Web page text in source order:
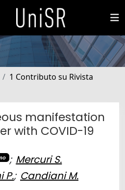
1 Contributo su Rivista
manifestation
with COVID-19
; Mercuri S.
P.; Candiani M.